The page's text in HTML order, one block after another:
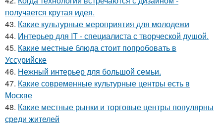
получается крутая идея.
43. Какие культурные мероприятия для молодежи
44. Интерьер для IT - специалиста с творческой душой.
45. Какие местные блюда стоит попробовать в
Уссурийске
46. Нежный интерьер для большой семьи.
47. Какие современные культурные центры есть в
Москве
48. Какие местные рынки и торговые центры популярны
среди жителей